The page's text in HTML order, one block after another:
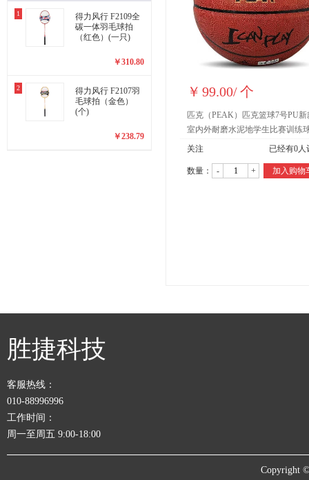
1
得力风行 F2109全
碳一体羽毛球拍
（红色）(一只)
￥310.80
2
得力风行 F2107羽
毛球拍（金色）
(个)
￥238.79
￥ 99.00/个
匹克（PEAK）匹克篮球7号PU新
室内外耐磨水泥地学生比赛训练
人软皮 7号棕色
关注 已经有0人
数量： - + 加入购物
胜捷科技
客服热线：
010-88996996
工作时间：
周一至周五 9:00-18:00
Copyright